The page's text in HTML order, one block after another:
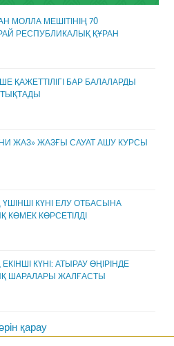
МОЛЛА МЕШІТІНІҢ 70
РЕСПУБЛИКАЛЫҚ ҚҰРАН
ҚАЖЕТТІЛІГІ БАР БАЛАЛАРДЫ
ЖАЗ» ЖАЗҒЫ САУАТ АШУ КУРСЫ
КҮНІ ЕЛУ ОТБАСЫНА
КӨРСЕТІЛДІ
КҮНІ: АТЫРАУ ӨҢІРІНДЕ
ШАРАЛАРЫ ЖАЛҒАСТЫ
қарау